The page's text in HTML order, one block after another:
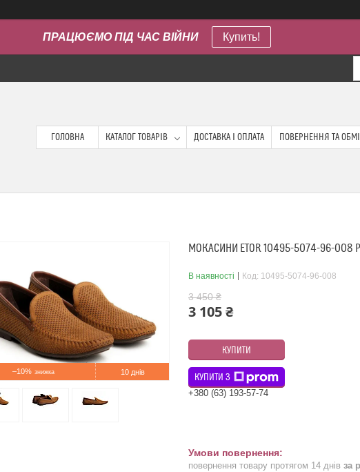
ПРАЦЮЄМО ПІД ЧАС ВІЙНИ Купить!
ГОЛОВНА КАТАЛОГ ТОВАРІВ ДОСТАВКА І ОПЛАТА ПОВЕРНЕННЯ ТА
–10% 10 днів
МОКАСИНИ ETOR 10495-5074-96-008
В наявності Код: 10495-5074-96-008
3 450 ₴
3 105 ₴
КУПИТИ
КУПИТИ З
+380 (63) 193-57-74
повернення товару протягом 14 днів за